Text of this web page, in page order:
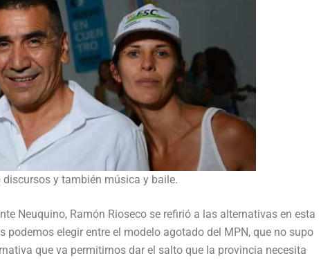
y también música y baile.
Neuquino, Ramón Rioseco se refirió a las alternativas en esta
podemos elegir entre el modelo agotado del MPN, que no supo
que va permitirnos dar el salto que la provincia necesita